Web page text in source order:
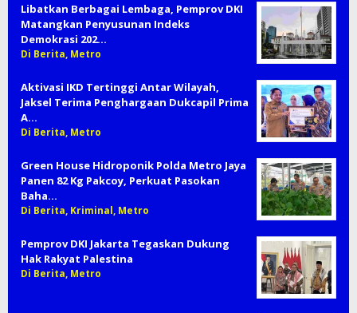
Libatkan Berbagai Lembaga, Pemprov DKI
Matangkan Penyusunan Indeks
Demokrasi 202…
Di Berita, Metro
Aktivasi IKD Tertinggi Antar Wilayah,
Jaksel Terima Penghargaan Dukcapil Prima
A…
Di Berita, Metro
Green House Hidroponik Polda Metro Jaya
Panen 82 Kg Pakcoy, Perkuat Pasokan
Baha…
Di Berita, Kriminal, Metro
Pemprov DKI Jakarta Tegaskan Dukung
Hak Rakyat Palestina
Di Berita, Metro